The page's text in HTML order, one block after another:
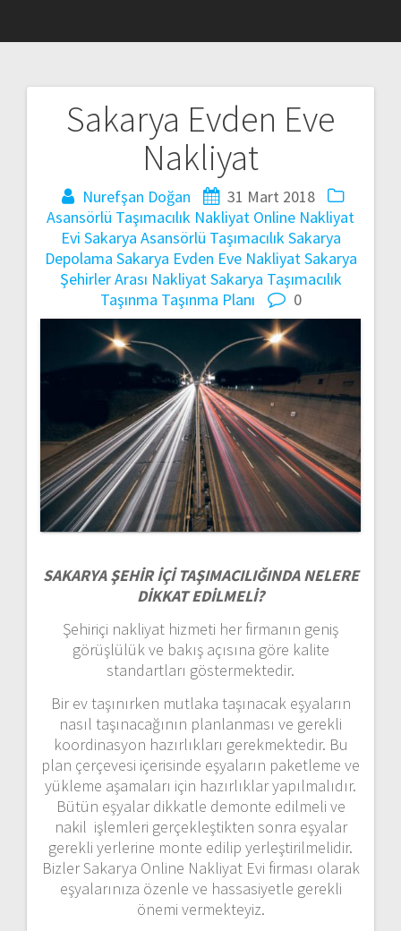
Sakarya Evden Eve
Nakliyat
Nurefşan Doğan
31 Mart 2018
Asansörlü Taşımacılık Nakliyat Online Nakliyat
Evi Sakarya Asansörlü TaşımacılıkSakarya
Depolama Sakarya Evden Eve NakliyatSakarya
Şehirler Arası NakliyatSakarya Taşımacılık
Taşınma Taşınma Planı 0
SAKARYA ŞEHİR İÇİ TAŞIMACILIĞINDA NELERE
DİKKAT EDİLMELİ?
Şehiriçi nakliyat hizmeti her firmanın geniş
görüşlülük ve bakış açısına göre kalite
standartları göstermektedir.
Bir ev taşınırken mutlaka taşınacak eşyaların
nasıl taşınacağının planlanması ve gerekli
koordinasyon hazırlıkları gerekmektedir. Bu
plan çerçevesi içerisinde eşyaların paketleme ve
yükleme aşamaları için hazırlıklar yapılmalıdır.
Bütün eşyalar dikkatle demonte edilmeli ve
nakil işlemleri gerçekleştikten sonra eşyalar
gerekli yerlerine monte edilip yerleştirilmelidir.
Bizler Sakarya Online Nakliyat Evi firması olarak
eşyalarınıza özenle ve hassasiyetle gerekli
önemi vermekteyiz.
Yazı
gezinmesi